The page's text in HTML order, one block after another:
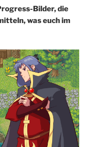
Bilder, die
was euch im